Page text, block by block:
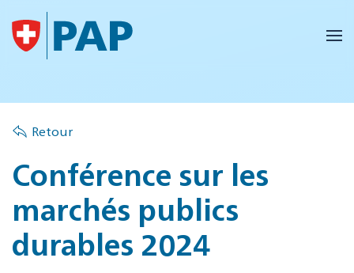
Accéder au contenu principal
Retour
Conférence sur les
marchés publics
durables 2024